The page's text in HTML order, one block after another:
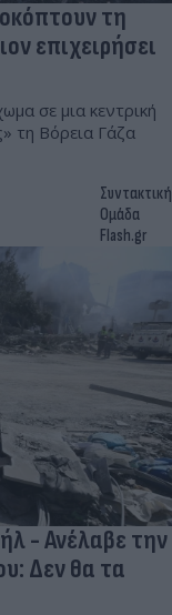
τη
επιχειρήσει
σε μια κεντρική
τη Βόρεια Γάζα
Συντακτική
Ομάδα
Flash.gr
- Ανέλαβε την
Δεν θα τα